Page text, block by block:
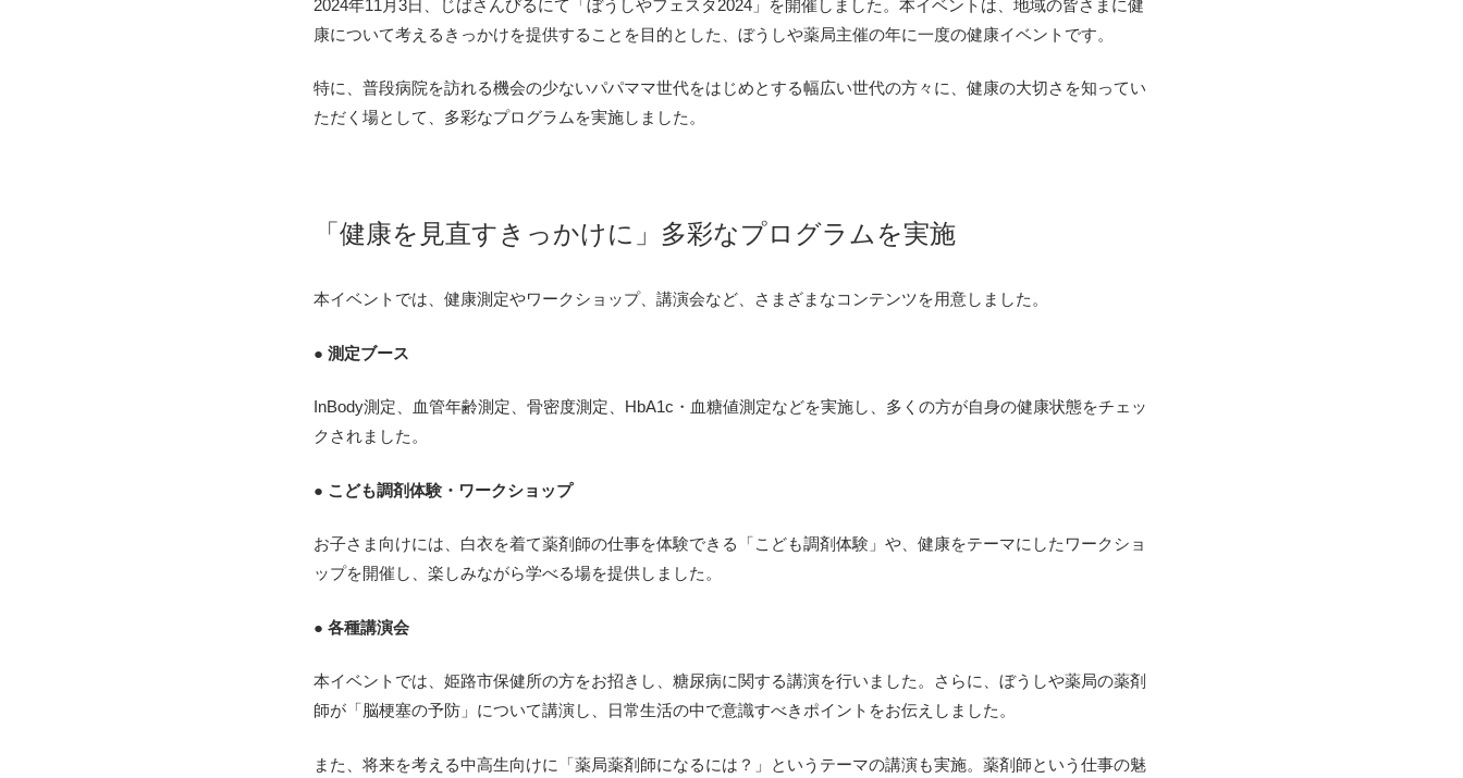
2024年11月3日、じばさんびるにて「 ぼうしやフェスタ2024」を開催しました。本イベントは、 地域の皆さまに健
康について考えるきっかけを提供することを目的とした、ぼうしや薬局主催の年に一度の健康イベントです。
特に、 普段病院を訪れる機会の少ないパパママ世代をはじめとする幅広い世代の方々に、健康の大切さを知ってい
ただく場として、 多彩なプログラムを実施しました。
「健康を見直すきっかけに」多彩なプログラムを実施
本イベントでは、健康測定やワークショップ、講演会など、 さまざまなコンテンツを用意しました。
● 測定ブース
InBody測定、血管年齢測定、骨密度測定、HbA1c・ 血糖値測定などを実施し、 多くの方が自身の健康状態をチェッ
クされました。
● こども調剤体験・ワークショップ
お子さま向けには、白衣を着て薬剤師の仕事を体験できる「こども調剤体験」や、 健康をテーマにしたワークショ
ップを開催し、 楽しみながら学べる場を提供しました。
● 各種講演会
本イベントでは、姫路市保健所の方をお招きし、 糖尿病に関する講演を行いました。さらに、 ぼうしや薬局の薬剤
師が「脳梗塞の予防」について講演し、
日常生活の中で意識すべきポイントをお伝えしました。
また、将来を考える中高生向けに「薬局薬剤師になるには？」
というテーマの講演も実施。薬剤師という仕事の魅